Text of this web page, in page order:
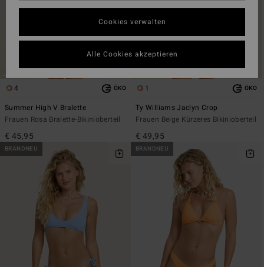
4 ÖKO
Summer High V Bralette
Frauen Rosa Bralette-Bikinioberteil
€ 45,95
1 ÖKO
Ty Williams Jaclyn Crop
Frauen Beige Kürzeres Bikinioberteil
€ 49,95
BRANDNEU BRANDNEU
Cookies verwalten
Alle Cookies akzeptieren